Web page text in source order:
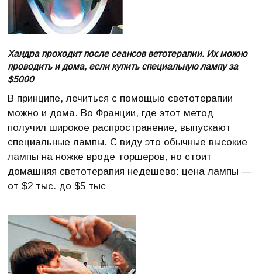
Хандра проходит после сеансов ветотерапии. Их можно
проводить и дома, если купить специальную лампу за
$5000
В принципе, лечиться с помощью светотерапии
можно и дома. Во Франции, где этот метод
получил широкое распространение, выпускают
специальные лампы. С виду это обычные высокие
лампы на ножке вроде торшеров, но стоит
домашняя светотерапия недешево: цена лампы —
от $2 тыс. до $5 тыс